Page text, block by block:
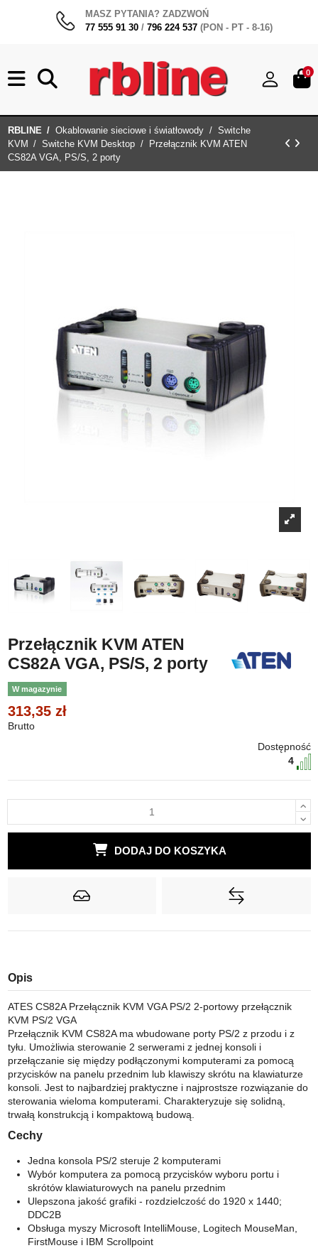
MASZ PYTANIA? ZADZWOŃ
77 555 91 30 / 796 224 537 (PON - PT - 8-16)
0
RBLINE Okablowanie sieciowe i światłowody
Switche
KVM
Switche KVM Desktop
Przełącznik KVM ATEN
CS82A VGA, PS/S, 2 porty
Przełącznik KVM ATEN
CS82A VGA, PS/S, 2 porty
W magazynie
313,35 zł
Brutto
Dostępność
4
DODAJ DO KOSZYKA
Opis
ATES CS82A Przełącznik KVM VGA PS/2 2-portowy przełącznik
KVM PS/2 VGA
Przełącznik KVM CS82A ma wbudowane porty PS/2 z przodu i z
tyłu. Umożliwia sterowanie 2 serwerami z jednej konsoli i
przełączanie się między podłączonymi komputerami za pomocą
przycisków na panelu przednim lub klawiszy skrótu na klawiaturze
konsoli. Jest to najbardziej praktyczne i najprostsze rozwiązanie do
sterowania wieloma komputerami. Charakteryzuje się solidną,
trwałą konstrukcją i kompaktową budową.
Cechy
Jedna konsola PS/2 steruje 2 komputerami
Wybór komputera za pomocą przycisków wyboru portu i
skrótów klawiaturowych na panelu przednim
Ulepszona jakość grafiki - rozdzielczość do 1920 x 1440;
DDC2B
Obsługa myszy Microsoft IntelliMouse, Logitech MouseMan,
FirstMouse i IBM Scrollpoint